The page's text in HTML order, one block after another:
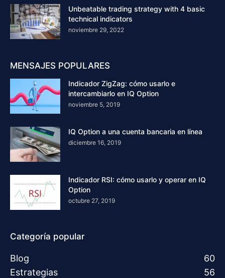
Unbeatable trading strategy with 4 basic
technical indicators
noviembre 29, 2022
MENSAJES POPULARES
Indicador ZigZag: cómo usarlo e
intercambiarlo en IQ Option
noviembre 5, 2019
IQ Option a una cuenta bancaria en línea
diciembre 16, 2019
Indicador RSI: cómo usarlo y operar en IQ
Option
octubre 27, 2019
Categoría popular
Blog
60
Estrategias
56